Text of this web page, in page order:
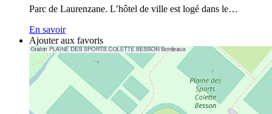
Parc de Laurenzane. L’hôtel de ville est logé dans le…
En savoir
Ajouter aux favoris